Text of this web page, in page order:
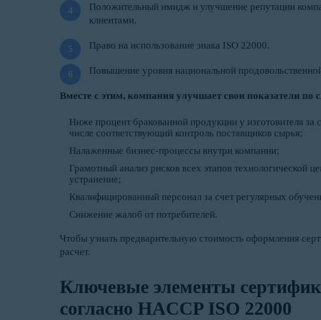
Положительный имидж и улучшение репутации
клиентами.
Право на использование знака ISO 22000.
Повышение уровня национальной
Вместе с этим, компания улучшает свои показатели
Ниже процент бракованной продукции у изготовителя за
числе соответствующий контроль поставщиков сырья;
Налаженные бизнес-процессы внутри компании;
Грамотный анализ рисков всех этапов технологической
устранение;
Квалифицированный персонал за счет регулярных
Снижение жалоб от потребителей.
Чтобы узнать предварительную стоимость оформления
расчет.
Ключевые элементы
согласно HACCP ISO 22000